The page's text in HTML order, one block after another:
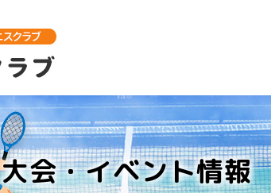
大会・イベント情報